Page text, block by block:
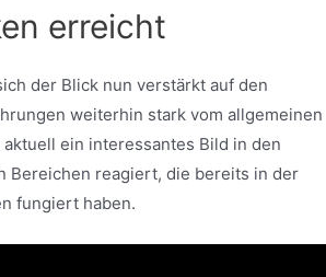
erreicht
der Blick nun verstärkt auf den
weiterhin stark vom allgemeinen
ein interessantes Bild in den
Bereichen reagiert, die bereits in der
fungiert haben.